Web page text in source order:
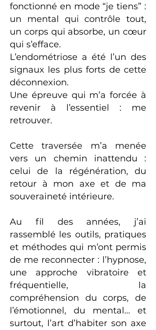
fonctionné en mode “je tiens” :
un mental qui contrôle tout,
un corps qui absorbe, un cœur
qui s’efface.
L’endométriose a été l’un des
signaux les plus forts de cette
déconnexion.
Une épreuve qui m’a forcée à
revenir à l’essentiel : me
retrouver.
Cette traversée m’a menée
vers un chemin inattendu :
celui de la régénération, du
retour à mon axe et de ma
souveraineté intérieure.
Au fil des années, j’ai
rassemblé les outils, pratiques
et méthodes qui m’ont permis
de me reconnecter : l’hypnose,
une approche vibratoire et
fréquentielle, la
compréhension du corps, de
l’émotionnel, du mental… et
surtout, l’art d’habiter son axe